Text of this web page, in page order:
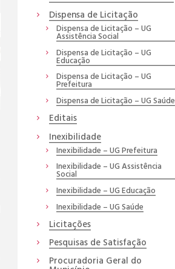
Dispensa de Licitação
Dispensa de Licitação – UG
Assistência Social
Dispensa de Licitação – UG
Educação
Dispensa de Licitação – UG
Prefeitura
Dispensa de Licitação – UG Saúde
Editais
Inexibilidade
Inexibilidade – UG Prefeitura
Inexibilidade – UG Assistência
Social
Inexibilidade – UG Educação
Inexibilidade – UG Saúde
Licitações
Pesquisas de Satisfação
Procuradoria Geral do